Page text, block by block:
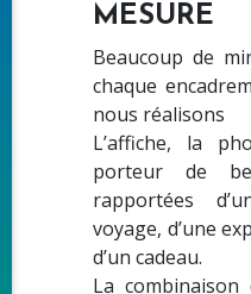
MESURE
Beaucoup de
chaque
nous réalisons
L’affiche, la
porteur de
rapportées
voyage, d’une
d’un cadeau.
La